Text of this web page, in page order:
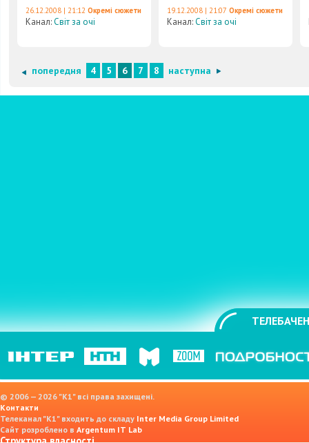
26.12.2008 | 21:12 Окремі сюжети
Канал:Світ за очі
19.12.2008 | 21:07 Окремі сюжети
Канал:Світ за очі
попередня 4 5 6 7 8 наступна
© 2006 — 2026 "K1" всі права захищені.
Контакти
Телеканал "К1" входить до складу Inter Media Group Limited
Сайт розроблено в Argentum IT Lab